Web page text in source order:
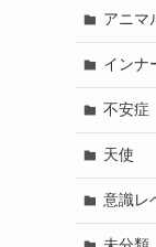
アニマ
インナ
不安症
天使
意識レ